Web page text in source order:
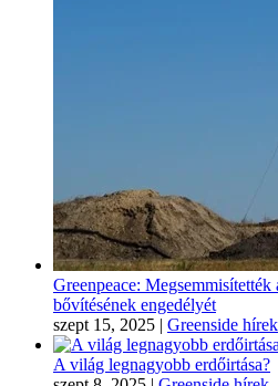
Greenpeace: Megsemmisítették
bővítésének engedélyét
szept 15, 2025 | Greenside hírek
A világ legnagyobb erdőirtása?